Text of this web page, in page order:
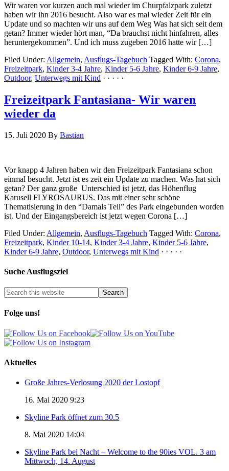
Wir waren vor kurzen auch mal wieder im Churpfalzpark zuletzt
haben wir ihn 2016 besucht. Also war es mal wieder Zeit für ein
Update und so machten wir uns auf dem Weg Was hat sich seit dem
getan? Immer wieder hört man, “Da brauchst nicht hinfahren, alles
heruntergekommen”. Und ich muss zugeben 2016 hatte wir […]
Filed Under: Allgemein, Ausflugs-Tagebuch Tagged With: Corona,
Freizeitpark, Kinder 3-4 Jahre, Kinder 5-6 Jahre, Kinder 6-9 Jahre,
Outdoor, Unterwegs mit Kind · · · · ·
Freizeitpark Fantasiana- Wir waren
wieder da
15. Juli 2020 By Bastian
Vor knapp 4 Jahren haben wir den Freizeitpark Fantasiana schon
einmal besucht. Jetzt ist es zeit ein Update zu machen. Was hat sich
getan? Der ganz große Unterschied ist jetzt, das Höhenflug
Karusell FLYROSAURUS. Das mit einer sehr schöne
Thematisierung in den “Damals Teil” des Park eingebunden worden
ist. Und der Eingangsbereich ist jetzt wegen Corona […]
Filed Under: Allgemein, Ausflugs-Tagebuch Tagged With: Corona,
Freizeitpark, Kinder 10-14, Kinder 3-4 Jahre, Kinder 5-6 Jahre,
Kinder 6-9 Jahre, Outdoor, Unterwegs mit Kind · · · · ·
Suche Ausflugsziel
Folge uns!
Aktuelles
Große Jahres-Verlosung 2020 der Lostopf
16. Mai 2020 9:23
Skyline Park öffnet zum 30.5
8. Mai 2020 14:04
Skyline Park bei Nacht – Welcome to the 90ies VOL. 3 am
Mittwoch, 14. August